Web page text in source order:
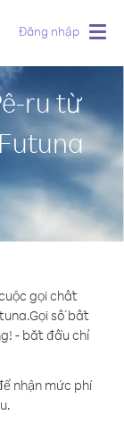
Đăng nhập
ru từ
gọi chất
Gọi số bất
- bắt đầu chỉ
nhận mức phí